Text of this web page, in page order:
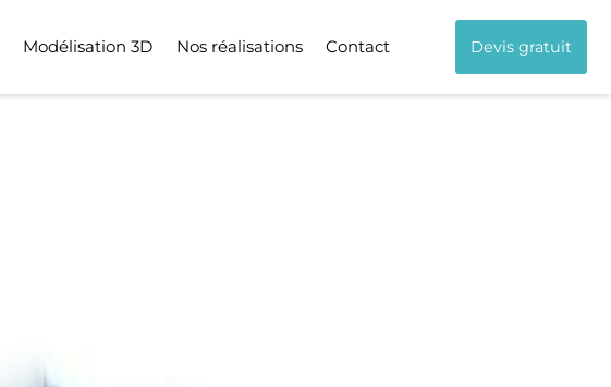
Modélisation 3D Nos réalisations Contact Devis gratuit